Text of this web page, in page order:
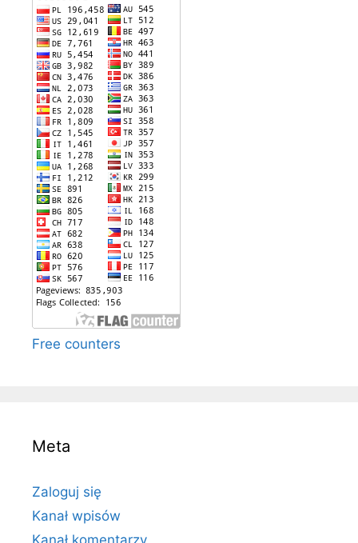
Free counters
Meta
Zaloguj się
Kanał wpisów
Kanał komentarzy